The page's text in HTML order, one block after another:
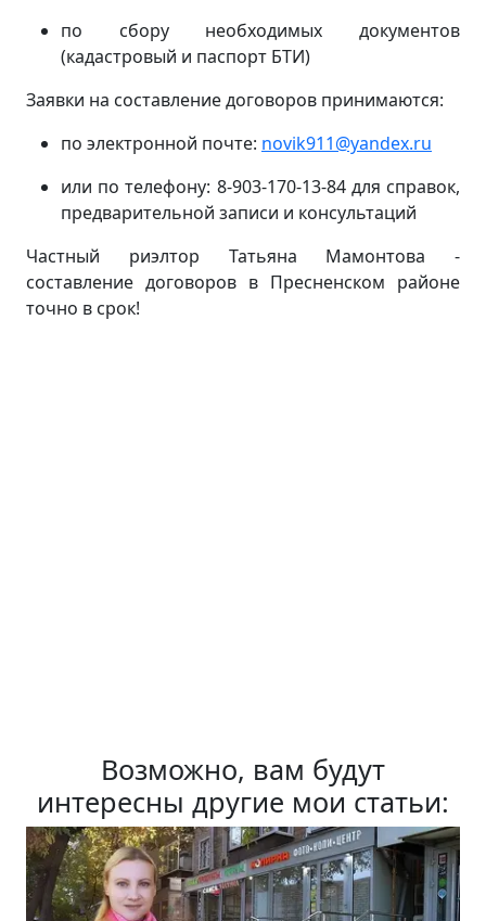
по сбору необходимых документов
(кадастровый и паспорт БТИ)
Заявки на составление договоров принимаются:
по электронной почте: novik911@yandex.ru
или по телефону: 8-903-170-13-84 для справок,
предварительной записи и консультаций
Частный риэлтор Татьяна Мамонтова -
составление договоров в Пресненском районе
точно в срок!
Возможно, вам будут
интересны другие мои статьи: